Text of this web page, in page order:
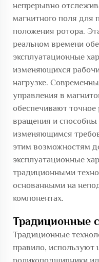
непрерывно
магнитного поля для
положения ротора.
реальном времени
эксплуатационные
изменяющихся
нагрузке.
управления в
обеспечивают точное
вращения и способны
изменяющимся
этим возможностям
эксплуатационные
традиционными
основанными на
компонентах.
Традиционные
Традиционные
правило,